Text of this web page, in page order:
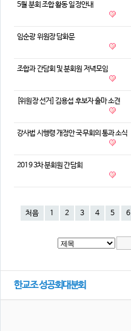
5월 분회 조합 활동 일정안내
임순광 위원장 담화문
조합과 간담회 및 분회원 저녁모임
[위원장 선거] 김용섭 후보자 출마 소견
강사법 시행령 개정안 국무회의 통과 소식
2019 3차 분회원 간담회
처음 1 2 3 4 5 6
한교조 성공회대분회